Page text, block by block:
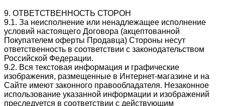
9. ОТВЕТСТВЕННОСТЬ СТОРОН
9.1. За неисполнение или ненадлежащее исполнение
условий настоящего Договора (акцептованной
Покупателем оферты Продавца) Стороны несут
ответственность в соответствии с законодательством
Российской Федерации.
9.2. Вся текстовая информация и графические
изображения, размещенные в Интернет-магазине и на
Сайте имеют законного правообладателя. Незаконное
использование указанной информации и изображений
преследуется в соответствии с действующим